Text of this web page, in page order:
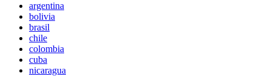
argentina
bolivia
brasil
chile
colombia
cuba
nicaragua